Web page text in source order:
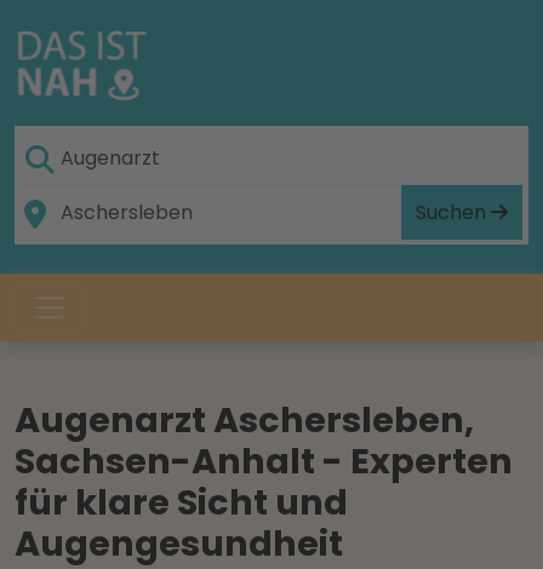
Suchen
Augenarzt Aschersleben,
Sachsen-Anhalt - Experten
für klare Sicht und
Augengesundheit